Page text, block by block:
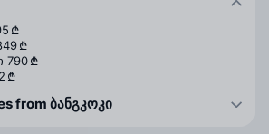
₾
₾
790 ₾
₾
from ბანგკოკი